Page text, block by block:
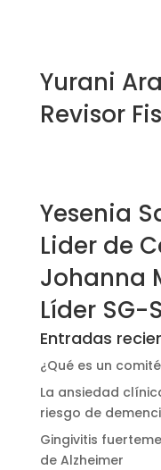
Yurani
Revisor
Yesenia
Lider de
Johanna
Líder SG-
Entradas
¿Qué es un
La ansiedad
riesgo de
Gingivitis
de Alzheimer